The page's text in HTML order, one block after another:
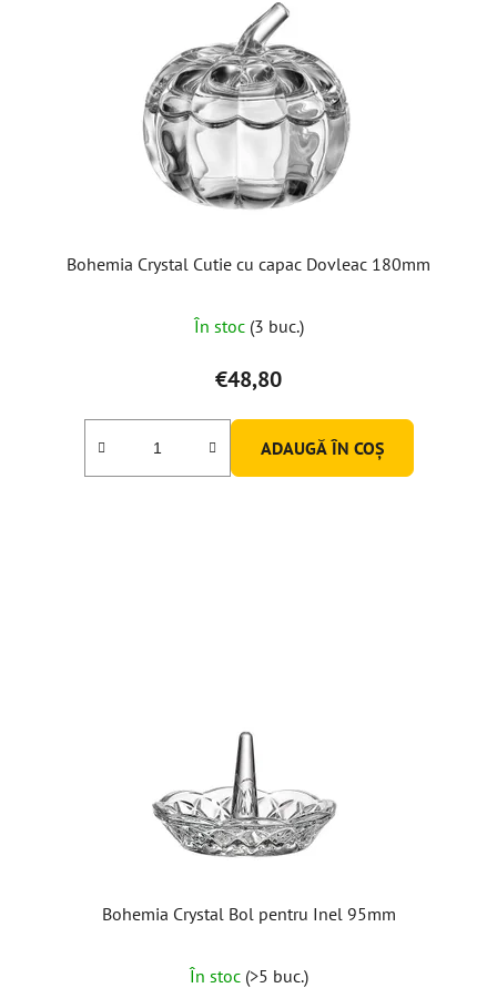
Bohemia Crystal Cutie cu capac Dovleac 180mm
În stoc (3 buc.)
€48,80
ADAUGĂ ÎN COŞ
Bohemia Crystal Bol pentru Inel 95mm
În stoc (>5 buc.)